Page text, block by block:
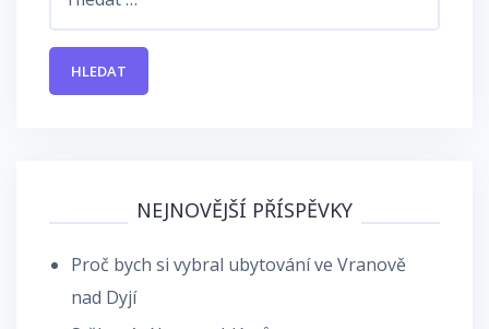
NEJNOVĚJŠÍ PŘÍSPĚVKY
Proč bych si vybral ubytování ve Vranově
nad Dyjí